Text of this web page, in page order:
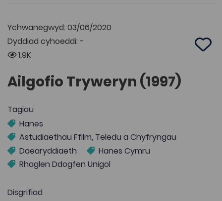
Ychwanegwyd: 03/06/2020
Dyddiad cyhoeddi: -
1.9K
Add
Ailgofio Tryweryn (1997)
Tagiau
Hanes
Astudiaethau Ffilm, Teledu a Chyfryngau
Daearyddiaeth
Hanes Cymru
Rhaglen Ddogfen Unigol
Disgrifiad